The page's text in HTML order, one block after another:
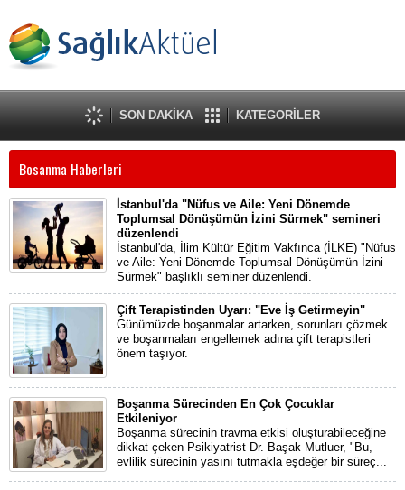
SON DAKİKA KATEGORİLER
Bosanma Haberleri
İstanbul'da "Nüfus ve Aile: Yeni Dönemde
Toplumsal Dönüşümün İzini Sürmek" semineri
düzenlendi
İstanbul'da, İlim Kültür Eğitim Vakfınca (İLKE) "Nüfus
ve Aile: Yeni Dönemde Toplumsal Dönüşümün İzini
Sürmek" başlıklı seminer düzenlendi.
Çift Terapistinden Uyarı: "Eve İş Getirmeyin"
Günümüzde boşanmalar artarken, sorunları çözmek
ve boşanmaları engellemek adına çift terapistleri
önem taşıyor.
Boşanma Sürecinden En Çok Çocuklar
Etkileniyor
Boşanma sürecinin travma etkisi oluşturabileceğine
dikkat çeken Psikiyatrist Dr. Başak Mutluer, "Bu,
evlilik sürecinin yasını tutmakla eşdeğer bir süreç...